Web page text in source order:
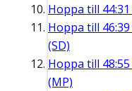
Hoppa till 44:31
Hoppa till 46:39
(SD)
Hoppa till 48:55
(MP)